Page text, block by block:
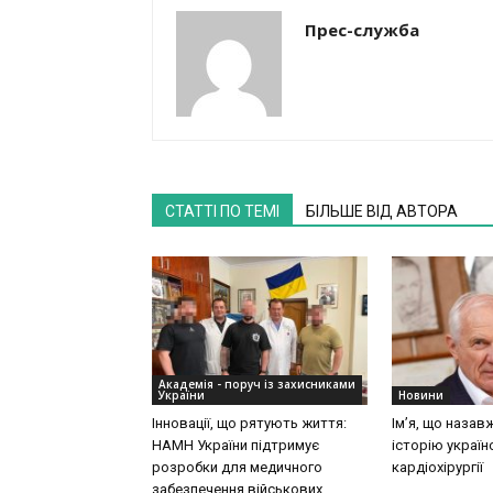
Прес-служба
СТАТТІ ПО ТЕМІ БІЛЬШЕ ВІД АВТОРА
Академія - поруч із захисниками
України
Інновації, що рятують життя:
НАМН України підтримує
розробки для медичного
забезпечення військових
Новини
Ім’я, що
історію
кардіохірургії